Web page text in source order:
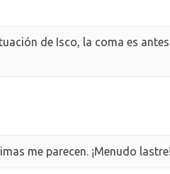
de Isco, la coma es
me parecen. ¡Menudo lastre!